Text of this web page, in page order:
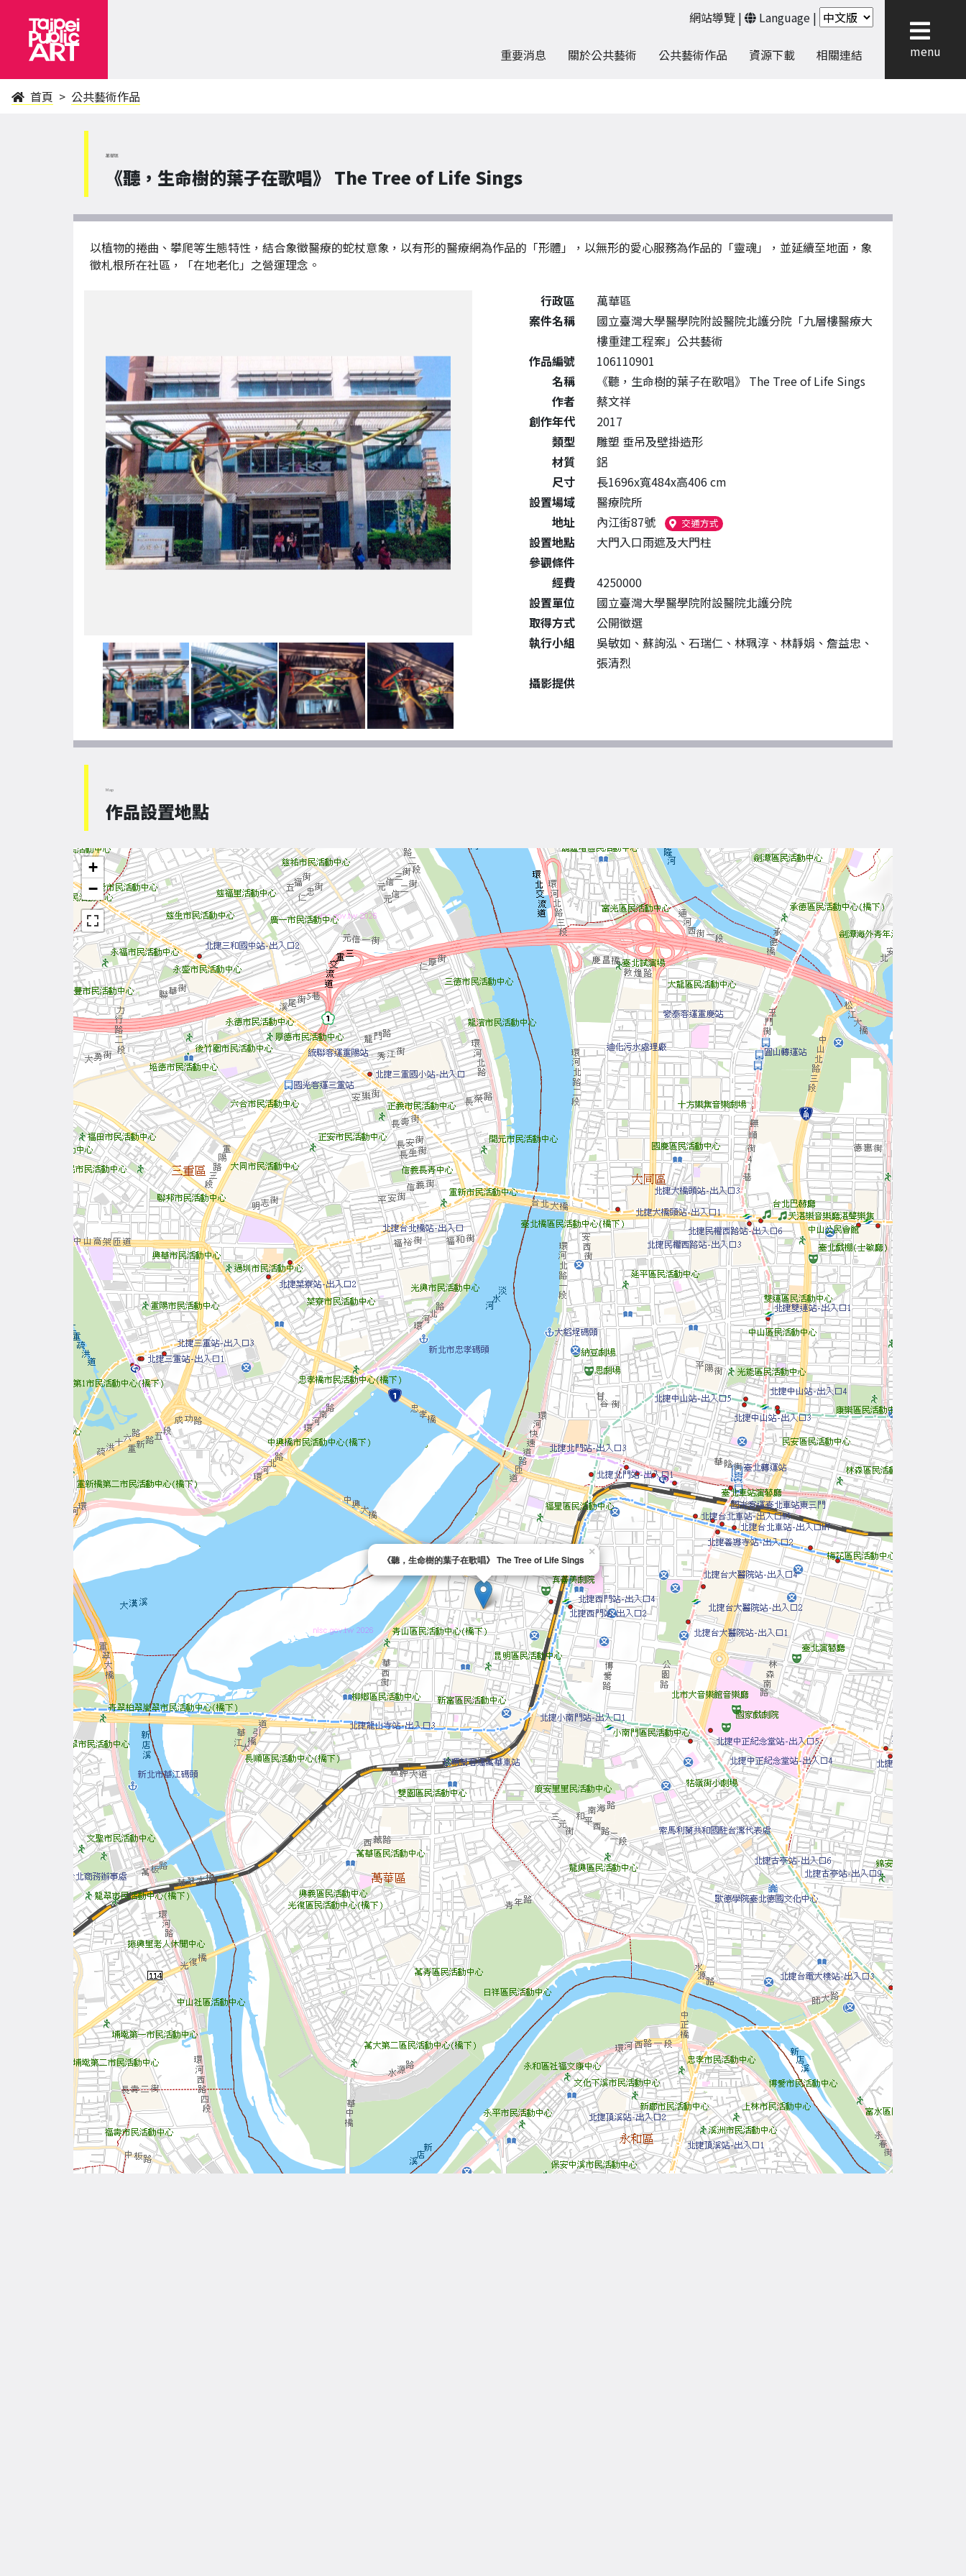
網站導覽 | Language |
重要消息 關於公共藝術 公共藝術作品 資源下載 相關連結 menu
首頁 公共藝術作品
萬華區
《聽，生命樹的葉子在歌唱》 The Tree of Life Sings
以植物的捲曲、攀爬等生態特性，結合象徵醫療的蛇杖意象，以有形的醫療網為作品的「形體」，以無形的愛心服務為作品的「靈魂」，並延續至地面，象
徵札根所在社區，「在地老化」之營運理念。
公共藝術作品詳細資料
行政區
萬華區
案件名稱
國立臺灣大學醫學院附設醫院北護分院「九層樓醫療大
樓重建工程案」公共藝術
作品編號
106110901
名稱
《聽，生命樹的葉子在歌唱》 The Tree of Life Sings
作者
蔡文祥
創作年代
2017
類型
雕塑 垂吊及壁掛造形
材質
鋁
尺寸
長1696x寬484x高406 cm
設置場域
醫療院所
地址
內江街87號 交通方式（另開新視窗）
設置地點
大門入口雨遮及大門柱
參觀條件
經費
4250000
設置單位
國立臺灣大學醫學院附設醫院北護分院
取得方式
公開徵選
執行小組
吳敏如、蘇詢泓、石瑞仁、林珮淳、林靜娟、詹益忠、
張清烈
攝影提供
Map
作品設置地點
《聽，生命樹的葉子在歌唱》 The Tree of Life Sings
×
+
−